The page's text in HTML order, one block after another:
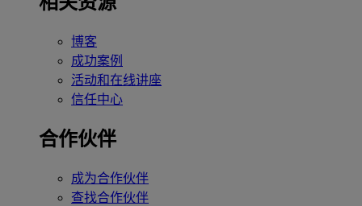
博客
成功案例
活动和在线讲座
信任中心
合作伙伴
成为合作伙伴
查找合作伙伴